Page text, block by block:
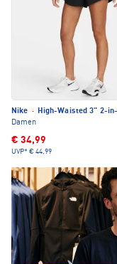
Nike ·
High-Waisted 3" 2-
Damen
€ 34,99
UVP* € 44,99